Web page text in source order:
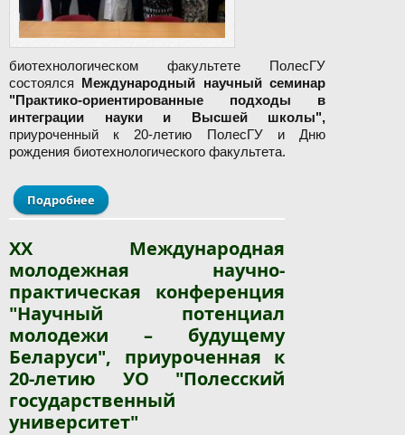
биотехнологическом факультете ПолесГУ
состоялся Международный научный семинар
"Практико‑ориентированные подходы в
интеграции науки и Высшей школы",
приуроченный к 20‑летию ПолесГУ и Дню
рождения биотехнологического факультета.
Подробнее о Международный научный семинар
"Практико‑ориентированные подходы в
XX Международная
молодежная научно-
практическая конференция
"Научный потенциал
молодежи – будущему
Беларуси", приуроченная к
20-летию УО "Полесский
государственный
университет"